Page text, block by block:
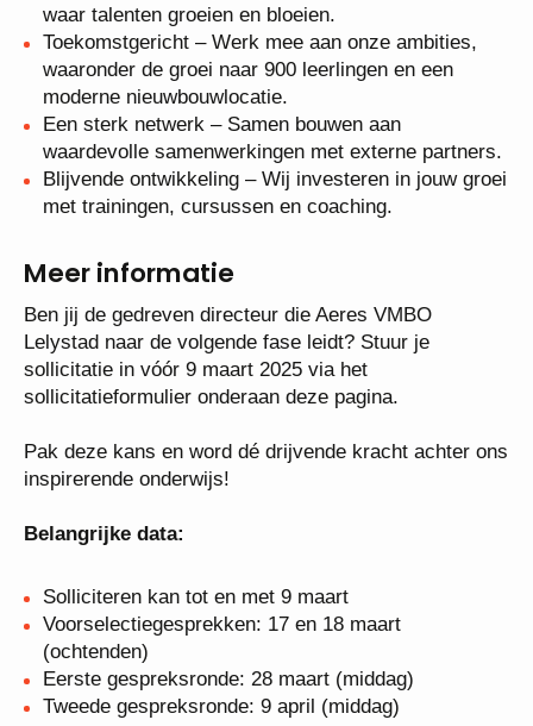
Lelystad, waar talenten groeien en bloeien.
Toekomstgericht – Werk mee aan onze ambities,
waaronder de groei naar 900 leerlingen en een
moderne nieuwbouwlocatie.
Een sterk netwerk – Samen bouwen aan
waardevolle samenwerkingen met externe
partners.
Blijvende ontwikkeling – Wij investeren in jouw
Meer informatie
Ben jij de gedreven directeur die Aeres VMBO
Lelystad naar de volgende fase leidt? Stuur je
sollicitatie in vóór 9 maart 2025 via het
Pak deze kans en word dé drijvende kracht achter
Solliciteren kan tot en met 9 maart
Voorselectiegesprekken: 17 en 18 maart
(ochtenden)
Eerste gespreksronde: 28 maart (middag)